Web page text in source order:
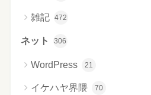
雑記 472
ネット 306
WordPress 21
イケハヤ界隈 70